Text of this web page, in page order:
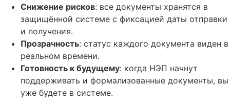
Снижение рисков: все документы хранятся в
защищённой системе с фиксацией даты отправки
и получения.
Прозрачность: статус каждого документа виден в
реальном времени.
Готовность к будущему: когда НЭП начнут
поддерживать и формализованные документы, вы
уже будете в системе.